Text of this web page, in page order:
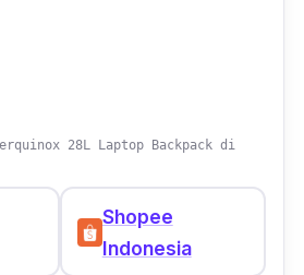
dengan brand lainnya.
28L Laptop Backpack di
Shopee
Indonesia